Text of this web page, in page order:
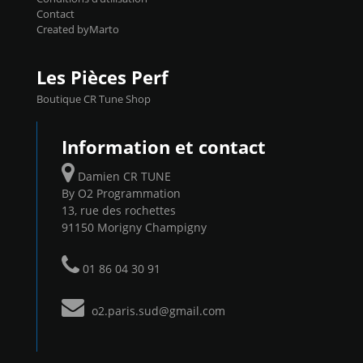
Contact
Created byMarto
Les Pièces Perf
Boutique CR Tune Shop
Information et contact
Damien CR TUNE
By O2 Programmation
13, rue des rochettes
91150 Morigny Champigny
01 86 04 30 91
o2.paris.sud@gmail.com